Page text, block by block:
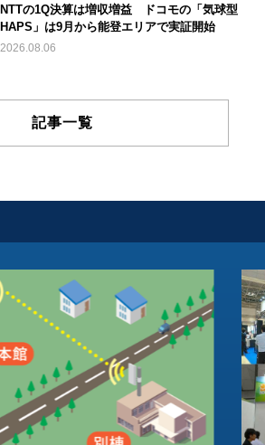
NTTの1Q決算は増収増益 ドコモの「気球型
HAPS」は9月から能登エリアで実証開始
2026.08.06
記事一覧